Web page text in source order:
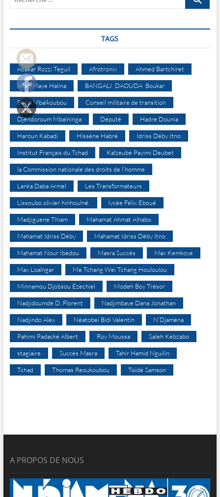
TAGS
Abakar Rozzi Teguil Afrotronix Ahmed Bartchiret
Allah-Maye Halina BANGALI DAOUDA Boukar
Béral Mbaïkoubou Conseil militaire de transition
Djéndoroum Mbaïninga Député Hadre Dounia
Haroun Kabadi Hissène Habré Idriss Déby Itno
Institut Français du Tchad Kalzeubé Payimi Deubet
la Commission nationale des droits de l’homme
Lanka Daba Armel Les Transformateurs
Lissoubo olivier hinhoulné. lycée Félix Eboué
Madjiguene Thiam Mahamat Ahmat Alhabo
Mahamat Idriss Déby Mahamat Idriss Déby Itno
Mahamat Nour Ibedou Masra Succès Max Kemkoye
Max Loalngar Me Tchang Wei Tchang Houloulou
Minnamou Djobsou Ezechiel Modeh Boy Trésor
Nadjidoumdé D. Florent Nadjimbaye Dana Jonathan
Nadjindo Alex Néatobeï Bidi Valentin N’Djaména
Pahimi Padacké Albert Roy Moussa Saleh Kebzabo
stagiaire Succès Masra Tahir Hamid Nguilin
Tchad Thomas Reoukoubou Toïdé Samson
A PROPOS DE NOUS